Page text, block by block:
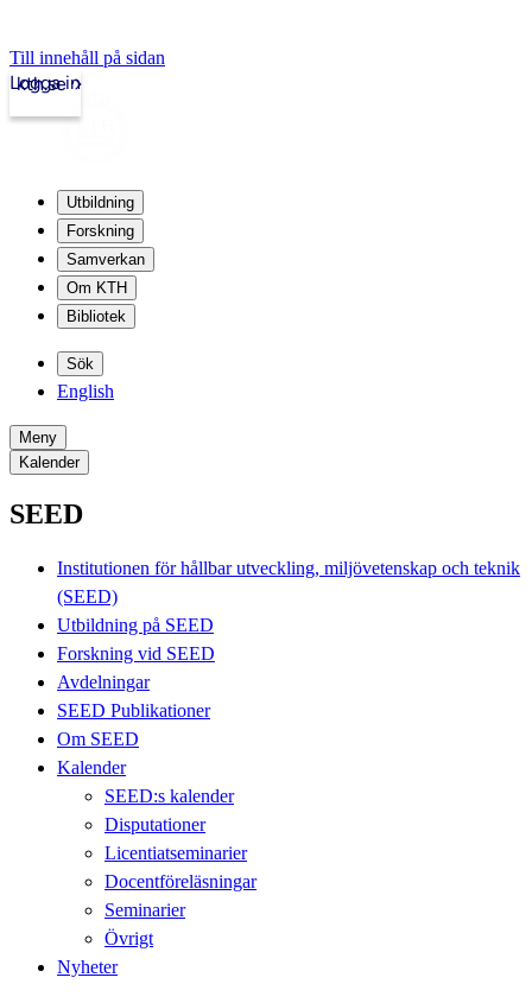
Till innehåll på sidan
kth.se
Logga in
Utbildning
Forskning
Samverkan
Om KTH
Bibliotek
Sök
English
Meny
Kalender
SEED
Institutionen för hållbar utveckling, miljövetenskap och teknik
(SEED)
Utbildning på SEED
Forskning vid SEED
Avdelningar
SEED Publikationer
Om SEED
Kalender
SEED:s kalender
Disputationer
Licentiatseminarier
Docentföreläsningar
Seminarier
Övrigt
Nyheter